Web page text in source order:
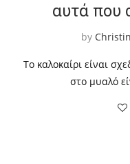
αυτά που
by
Το καλοκαίρι είναι
στο μυαλό